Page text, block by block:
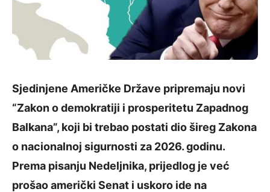
Sjedinjene Američke Države pripremaju novi
“Zakon o demokratiji i prosperitetu Zapadnog
Balkana”, koji bi trebao postati dio šireg Zakona
o nacionalnoj sigurnosti za 2026. godinu.
Prema pisanju Nedeljnika, prijedlog je već
prošao američki Senat i uskoro ide na